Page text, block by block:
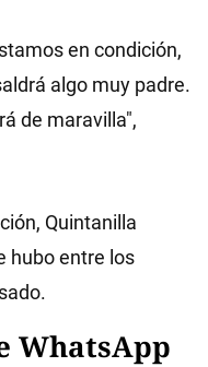
en condición,
algo muy padre.
de maravilla",
Quintanilla
hubo entre los
WhatsApp